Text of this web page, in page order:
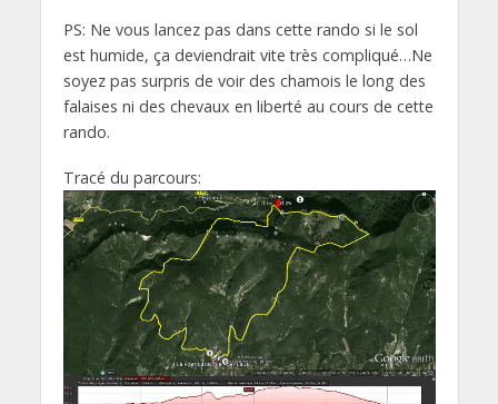
PS: Ne vous lancez pas dans cette rando si le sol
est humide, ça deviendrait vite très compliqué…Ne
soyez pas surpris de voir des chamois le long des
falaises ni des chevaux en liberté au cours de cette
rando.
Tracé du parcours: